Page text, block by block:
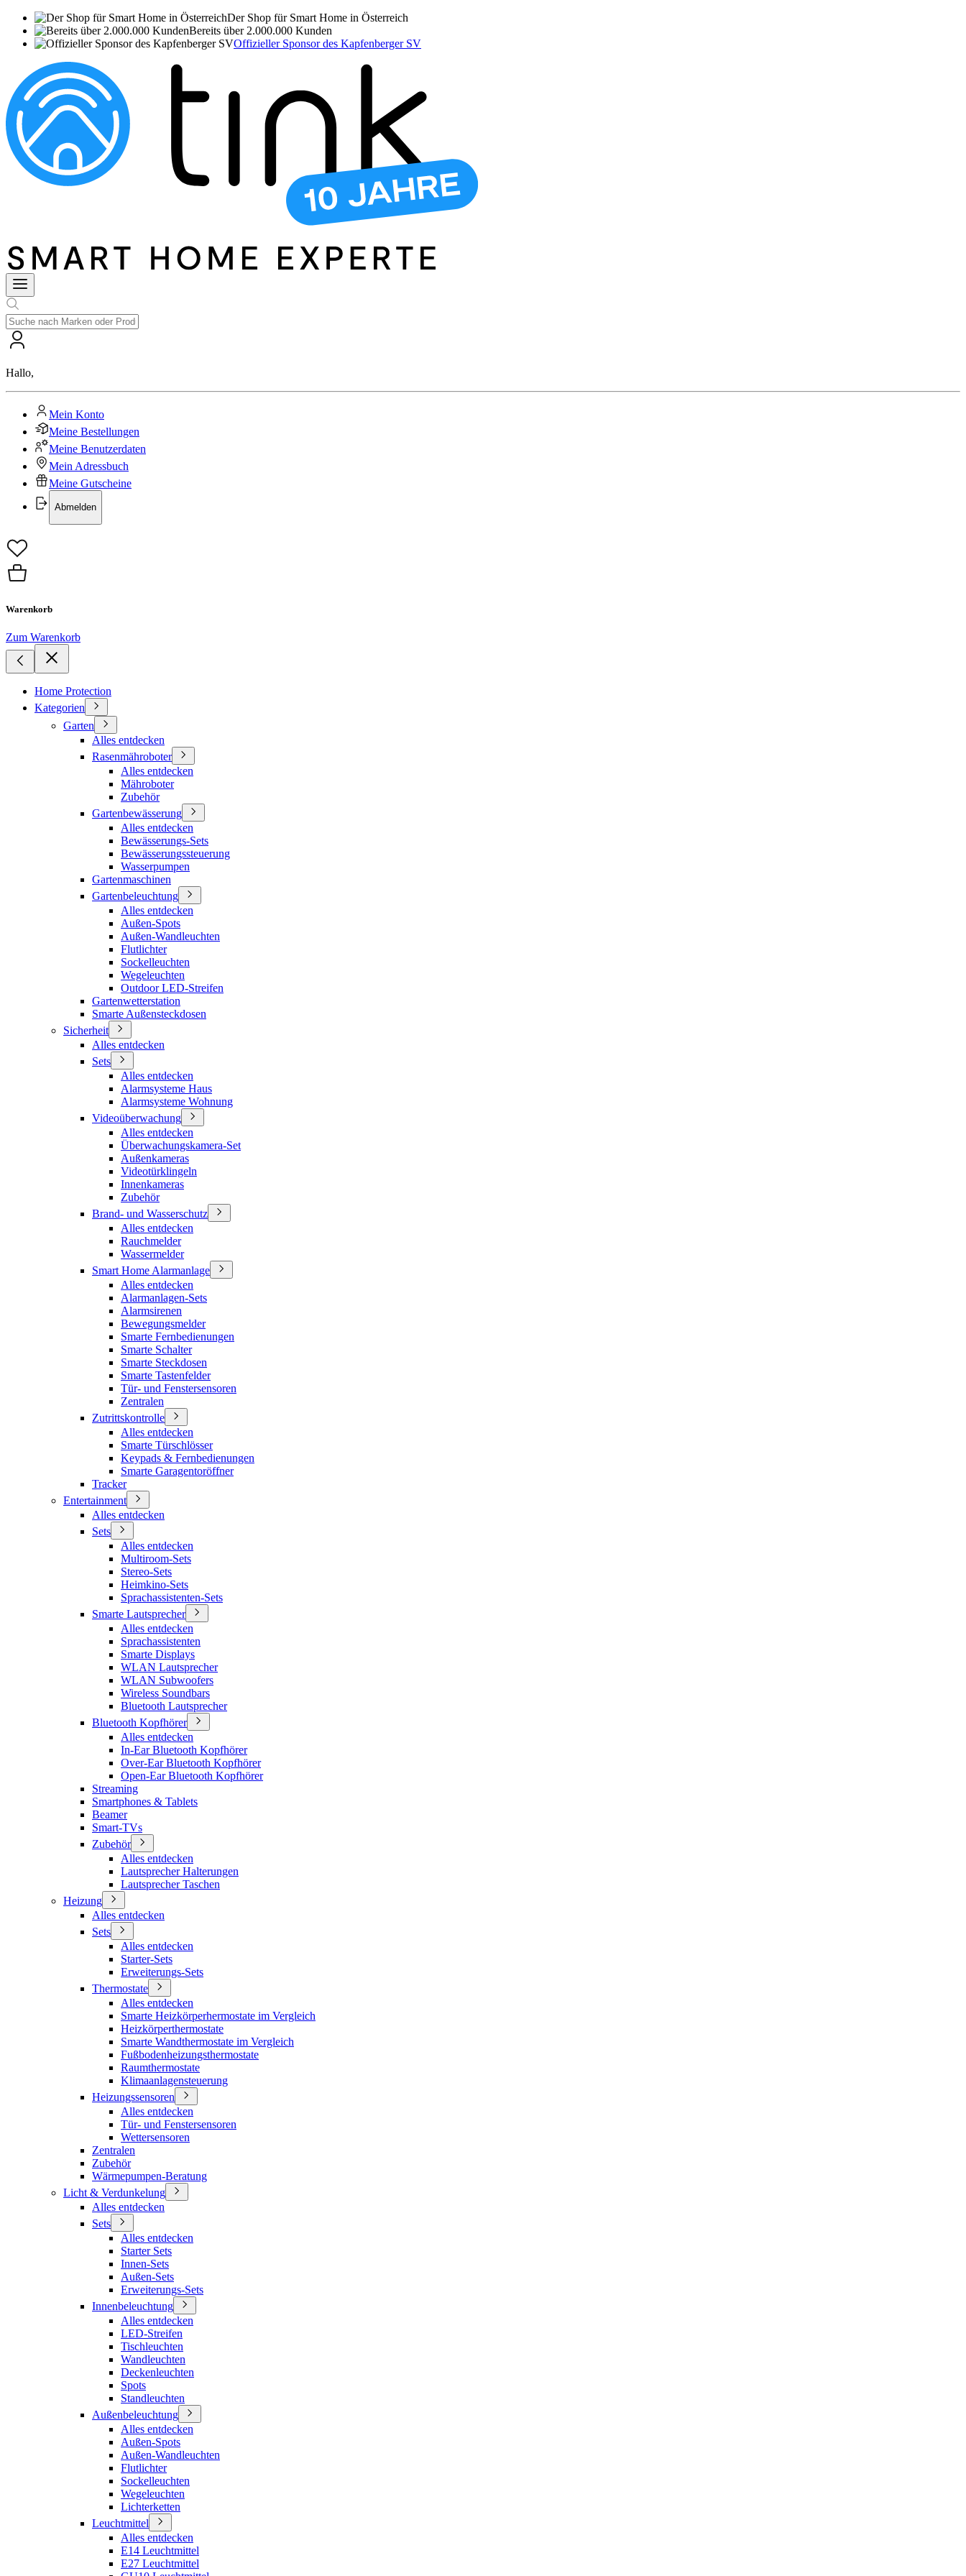
Der Shop für Smart Home in Österreich
Bereits über 2.000.000 Kunden
Offizieller Sponsor des Kapfenberger SV
Hallo,
Mein Konto
Meine Bestellungen
Meine Benutzerdaten
Mein Adressbuch
Meine Gutscheine
Abmelden
Warenkorb
Zum Warenkorb
Home Protection
Kategorien
Garten
Alles entdecken
Rasenmähroboter
Alles entdecken
Mähroboter
Zubehör
Gartenbewässerung
Alles entdecken
Bewässerungs-Sets
Bewässerungssteuerung
Wasserpumpen
Gartenmaschinen
Gartenbeleuchtung
Alles entdecken
Außen-Spots
Außen-Wandleuchten
Flutlichter
Sockelleuchten
Wegeleuchten
Outdoor LED-Streifen
Gartenwetterstation
Smarte Außensteckdosen
Sicherheit
Alles entdecken
Sets
Alles entdecken
Alarmsysteme Haus
Alarmsysteme Wohnung
Videoüberwachung
Alles entdecken
Überwachungskamera-Set
Außenkameras
Videotürklingeln
Innenkameras
Zubehör
Brand- und Wasserschutz
Alles entdecken
Rauchmelder
Wassermelder
Smart Home Alarmanlage
Alles entdecken
Alarmanlagen-Sets
Alarmsirenen
Bewegungsmelder
Smarte Fernbedienungen
Smarte Schalter
Smarte Steckdosen
Smarte Tastenfelder
Tür- und Fenstersensoren
Zentralen
Zutrittskontrolle
Alles entdecken
Smarte Türschlösser
Keypads & Fernbedienungen
Smarte Garagentoröffner
Tracker
Entertainment
Alles entdecken
Sets
Alles entdecken
Multiroom-Sets
Stereo-Sets
Heimkino-Sets
Sprachassistenten-Sets
Smarte Lautsprecher
Alles entdecken
Sprachassistenten
Smarte Displays
WLAN Lautsprecher
WLAN Subwoofers
Wireless Soundbars
Bluetooth Lautsprecher
Bluetooth Kopfhörer
Alles entdecken
In-Ear Bluetooth Kopfhörer
Over-Ear Bluetooth Kopfhörer
Open-Ear Bluetooth Kopfhörer
Streaming
Smartphones & Tablets
Beamer
Smart-TVs
Zubehör
Alles entdecken
Lautsprecher Halterungen
Lautsprecher Taschen
Heizung
Alles entdecken
Sets
Alles entdecken
Starter-Sets
Erweiterungs-Sets
Thermostate
Alles entdecken
Smarte Heizkörperhermostate im Vergleich
Heizkörperthermostate
Smarte Wandthermostate im Vergleich
Fußbodenheizungsthermostate
Raumthermostate
Klimaanlagensteuerung
Heizungssensoren
Alles entdecken
Tür- und Fenstersensoren
Wettersensoren
Zentralen
Zubehör
Wärmepumpen-Beratung
Licht & Verdunkelung
Alles entdecken
Sets
Alles entdecken
Starter Sets
Innen-Sets
Außen-Sets
Erweiterungs-Sets
Innenbeleuchtung
Alles entdecken
LED-Streifen
Tischleuchten
Wandleuchten
Deckenleuchten
Spots
Standleuchten
Außenbeleuchtung
Alles entdecken
Außen-Spots
Außen-Wandleuchten
Flutlichter
Sockelleuchten
Wegeleuchten
Lichterketten
Leuchtmittel
Alles entdecken
E14 Leuchtmittel
E27 Leuchtmittel